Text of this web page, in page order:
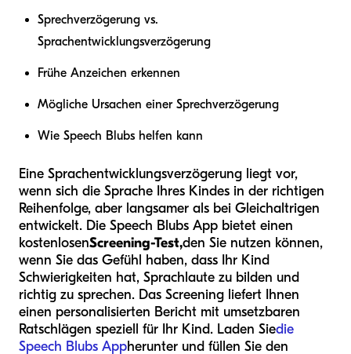
Sprechverzögerung vs.
Sprachentwicklungsverzögerung
Frühe Anzeichen erkennen
Mögliche Ursachen einer Sprechverzögerung
Wie Speech Blubs helfen kann
Eine Sprachentwicklungsverzögerung liegt vor,
wenn sich die Sprache Ihres Kindes in der richtigen
Reihenfolge, aber langsamer als bei Gleichaltrigen
entwickelt. Die Speech Blubs App bietet einen
kostenlosenScreening-Test,den Sie nutzen können,
wenn Sie das Gefühl haben, dass Ihr Kind
Schwierigkeiten hat, Sprachlaute zu bilden und
richtig zu sprechen. Das Screening liefert Ihnen
einen personalisierten Bericht mit umsetzbaren
Ratschlägen speziell für Ihr Kind. Laden Siedie
Speech Blubs Appherunter und füllen Sie den